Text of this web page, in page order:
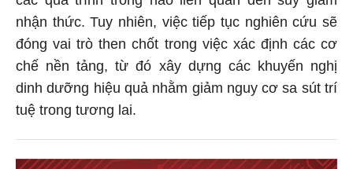
nhận thức. Tuy nhiên, việc tiếp tục nghiên cứu sẽ
đóng vai trò then chốt trong việc xác định các cơ
chế nền tảng, từ đó xây dựng các khuyến nghị
dinh dưỡng hiệu quả nhằm giảm nguy cơ sa sút trí
tuệ trong tương lai.